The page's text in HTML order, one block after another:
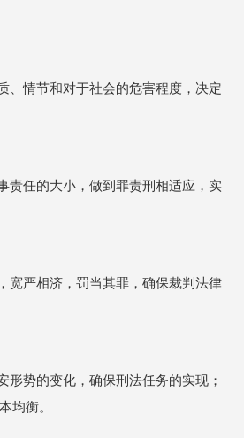
、情节和对于社会的危害程度，决定
责任的大小，做到罪责刑相适应，实
宽严相济，罚当其罪，确保裁判法律
势的变化，确保刑法任务的实现；
均衡。